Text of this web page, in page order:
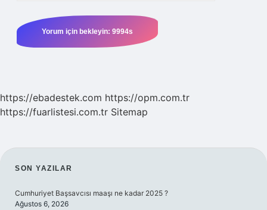
https://ebadestek.com https://opm.com.tr
https://fuarlistesi.com.tr Sitemap
SIDEBAR
SON YAZILAR
Cumhuriyet Başsavcısı maaşı ne kadar 2025 ?
Ağustos 6, 2026